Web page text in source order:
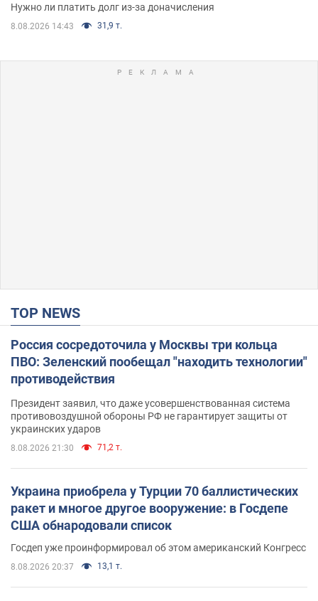
Нужно ли платить долг из-за доначисления
8.08.2026 14:43 31,9 т.
TOP NEWS
Россия сосредоточила у Москвы три кольца
ПВО: Зеленский пообещал "находить технологии"
противодействия
Президент заявил, что даже усовершенствованная система
противовоздушной обороны РФ не гарантирует защиты от
украинских ударов
8.08.2026 21:30 71,2 т.
Украина приобрела у Турции 70 баллистических
ракет и многое другое вооружение: в Госдепе
США обнародовали список
Госдеп уже проинформировал об этом американский Конгресс
8.08.2026 20:37 13,1 т.